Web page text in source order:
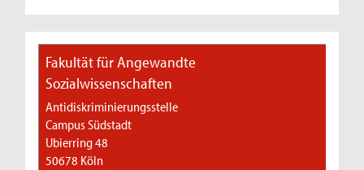
Fakultät für Angewandte
Sozialwissenschaften
Antidiskriminierungsstelle
Campus Südstadt
Ubierring 48
50678 Köln